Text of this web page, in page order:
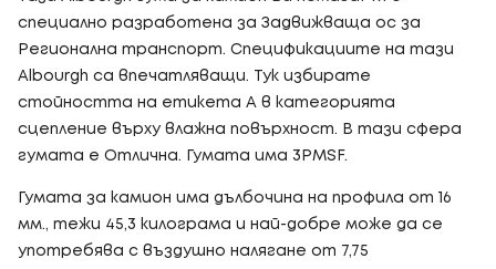
специално разработена за Задвижваща ос за
Регионална транспорт. Спецификациите на тази
Albourgh са впечатляващи. Тук избирате
стойността на етикета A в категорията
сцепление върху влажна повърхност. В тази сфера
гумата е Отлична. Гумата има 3PMSF.
Гумата за камион има дълбочина на профила от 16
мм., тежи 45,3 килограма и най-добре може да се
употребява с въздушно налягане от 7,75